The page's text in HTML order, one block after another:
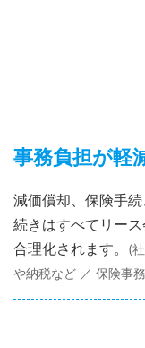
事務負担が軽
減価償却、保険手
続きはすべてリー
合理化されます。
(
や納税など ／ 保険事